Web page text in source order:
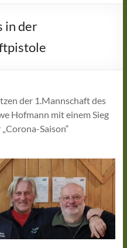
in der
der 1.Mannschaft des
Hofmann mit einem Sieg
Saison“